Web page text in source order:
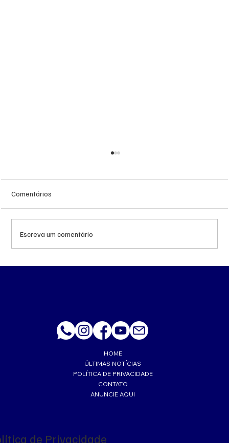
Comentários
Escreva um comentário
HOME
ÚLTIMAS NOTÍCIAS
POLÍTICA DE PRIVACIDADE
CONTATO
ANUNCIE AQUI
de Privacidade